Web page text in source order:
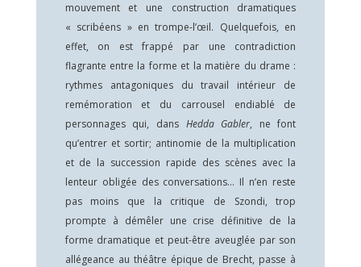
mouvement et une construction dramatiques
« scribéens » en trompe-l’œil. Quelquefois, en
effet, on est frappé par une contradiction
flagrante entre la forme et la matière du drame :
rythmes antagoniques du travail intérieur de
remémoration et du carrousel endiablé de
personnages qui, dans Hedda Gabler, ne font
qu’entrer et sortir; antinomie de la multiplication
et de la succession rapide des scènes avec la
lenteur obligée des conversations… Il n’en reste
pas moins que la critique de Szondi, trop
prompte à démêler une crise définitive de la
forme dramatique et peut-être aveuglée par son
allégeance au théâtre épique de Brecht, passe à